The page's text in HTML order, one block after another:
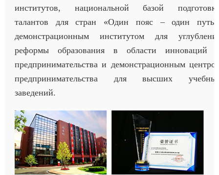
институтов, национальной базой
талантов для стран «Один пояс – один
демонстрационным институтом для
реформы образования в области инноваций
предпринимательства и демонстрационным
предпринимательства для высших
заведений.